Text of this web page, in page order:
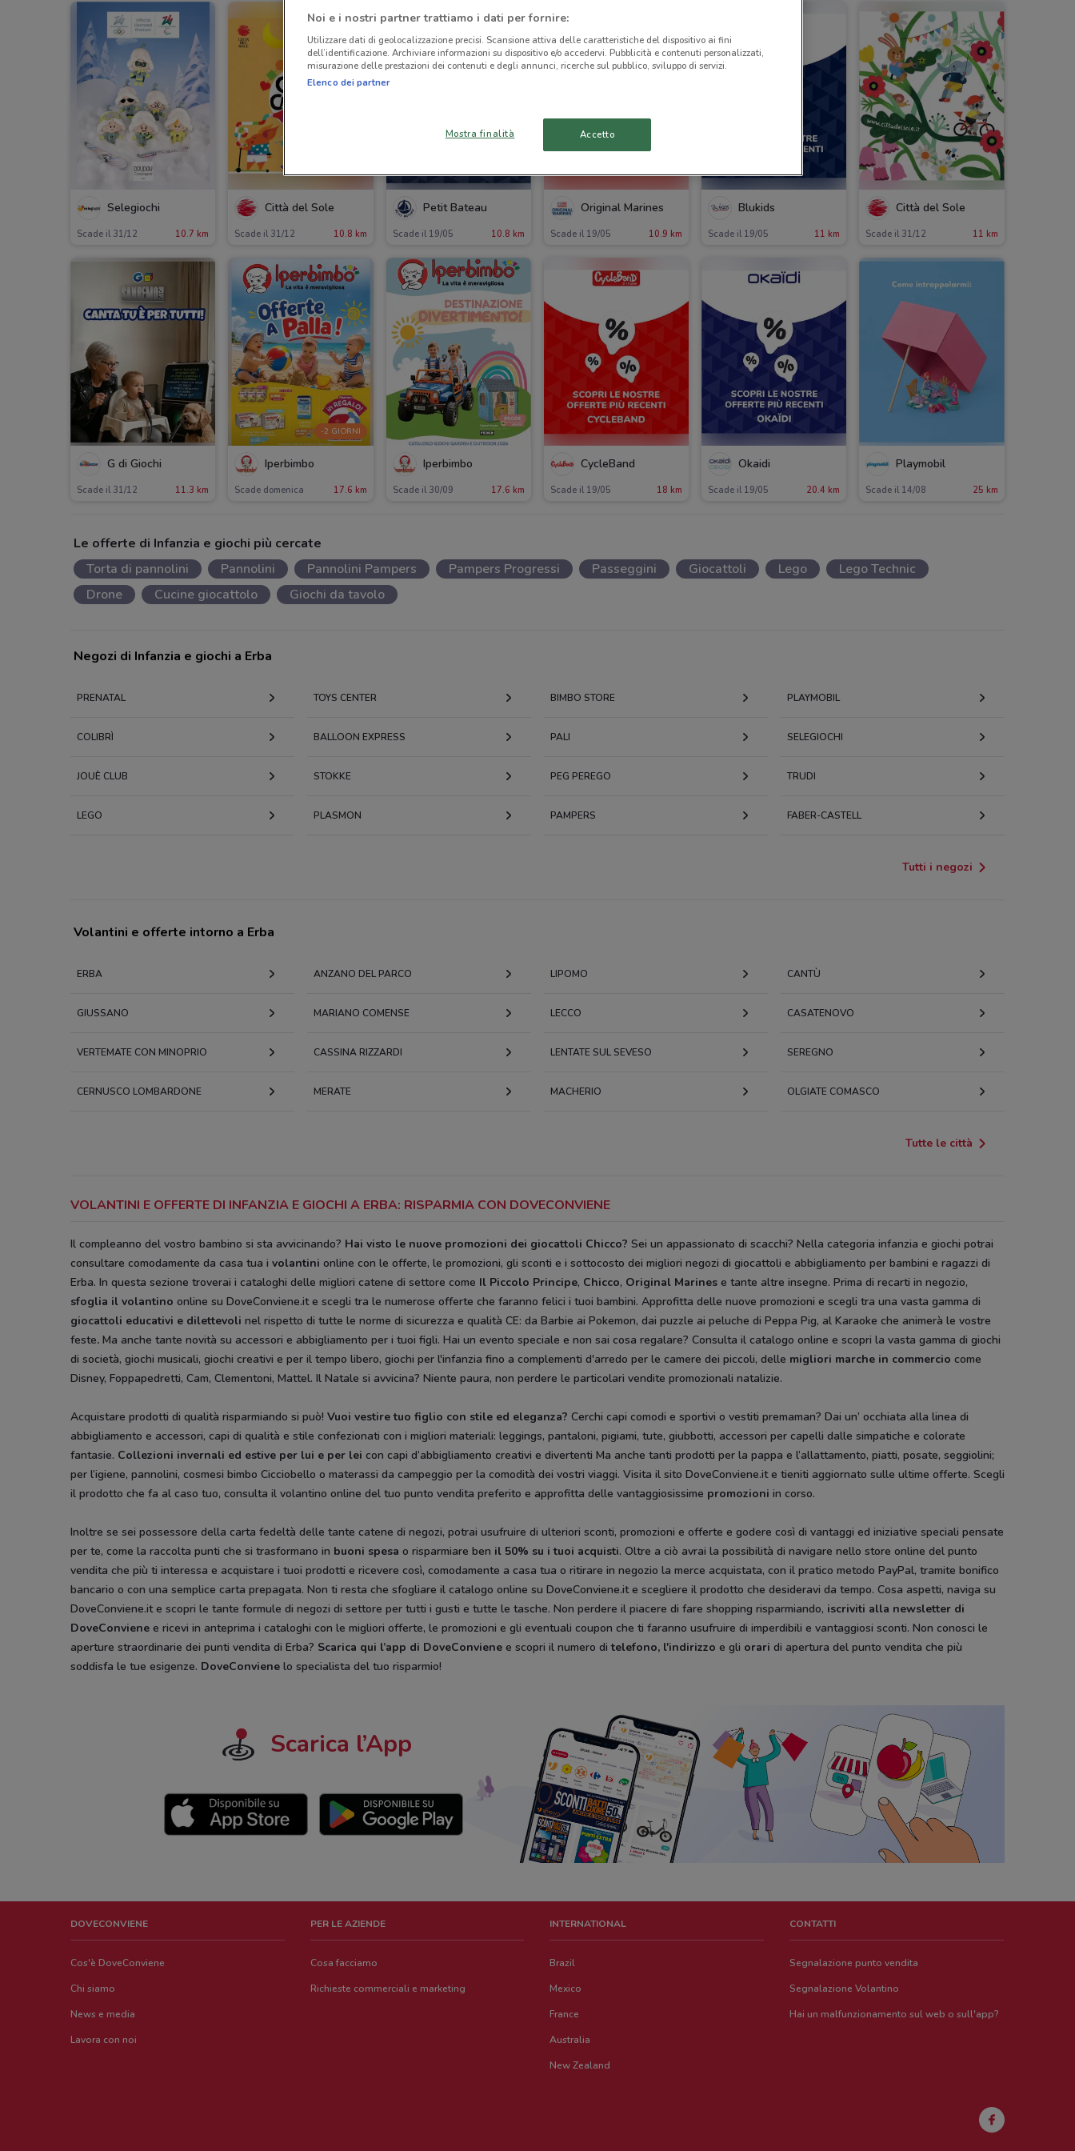
Selegiochi
Scade il 31/12 10.7 km
Città del Sole
Scade il 31/12 10.8 km
Petit Bateau
Scade il 19/05 10.8 km
Original Marines
Scade il 19/05 10.9 km
Blukids
Scade il 19/05 11 km
Città del Sole
Scade il 31/12 11 km
G di Giochi
Scade il 31/12 11.3 km
-2 GIORNI
Iperbimbo
Scade domenica 17.6 km
Iperbimbo
Scade il 30/09 17.6 km
CycleBand
Scade il 19/05 18 km
Okaidi
Scade il 19/05 20.4 km
Playmobil
Scade il 14/08 25 km
Le offerte di Infanzia e giochi più cercate
Torta di pannolini
Pannolini Pannolini Pampers Pampers Progressi Passeggini Giocattoli Lego
Lego Technic
Drone
Cucine giocattolo Giochi da tavolo
Negozi di Infanzia e giochi a Erba
PRENATAL TOYS CENTER BIMBO STORE PLAYMOBIL
COLIBRÌ BALLOON EXPRESS PALI SELEGIOCHI
JOUÈ CLUB STOKKE PEG PEREGO TRUDI
LEGO PLASMON PAMPERS FABER-CASTELL
Tutti i negozi
Volantini e offerte intorno a Erba
ERBA ANZANO DEL PARCO LIPOMO CANTÙ
GIUSSANO MARIANO COMENSE LECCO CASATENOVO
VERTEMATE CON MINOPRIO CASSINA RIZZARDI LENTATE SUL SEVESO SEREGNO
CERNUSCO LOMBARDONE MERATE MACHERIO OLGIATE COMASCO
Tutte le città
VOLANTINI E OFFERTE DI INFANZIA E GIOCHI A ERBA: RISPARMIA CON DOVECONVIENE
Il compleanno del vostro bambino si sta avvicinando? Hai visto le nuove promozioni dei giocattoli Chicco? Sei un appassionato di scacchi? Nella categoria infanzia e giochi potrai
consultare comodamente da casa tua i volantini online con le offerte, le promozioni, gli sconti e i sottocosto dei migliori negozi di giocattoli e abbigliamento per bambini e ragazzi di
Erba. In questa sezione troverai i cataloghi delle migliori catene di settore come Il Piccolo Principe, Chicco, Original Marines e tante altre insegne. Prima di recarti in negozio,
sfoglia il volantino online su DoveConviene.it e scegli tra le numerose offerte che faranno felici i tuoi bambini. Approfitta delle nuove promozioni e scegli tra una vasta gamma di
giocattoli educativi e dilettevoli nel rispetto di tutte le norme di sicurezza e qualità CE: da Barbie ai Pokemon, dai puzzle ai peluche di Peppa Pig, al Karaoke che animerà le vostre
feste. Ma anche tante novità su accessori e abbigliamento per i tuoi figli. Hai un evento speciale e non sai cosa regalare? Consulta il catalogo online e scopri la vasta gamma di giochi
di società, giochi musicali, giochi creativi e per il tempo libero, giochi per l'infanzia fino a complementi d'arredo per le camere dei piccoli, delle migliori marche in commercio come
Disney, Foppapedretti, Cam, Clementoni, Mattel. Il Natale si avvicina? Niente paura, non perdere le particolari vendite promozionali natalizie.
Acquistare prodotti di qualità risparmiando si può! Vuoi vestire tuo figlio con stile ed eleganza? Cerchi capi comodi e sportivi o vestiti premaman? Dai un’ occhiata alla linea di
abbigliamento e accessori, capi di qualità e stile confezionati con i migliori materiali: leggings, pantaloni, pigiami, tute, giubbotti, accessori per capelli dalle simpatiche e colorate
fantasie. Collezioni invernali ed estive per lui e per lei con capi d’abbigliamento creativi e divertenti Ma anche tanti prodotti per la pappa e l’allattamento, piatti, posate, seggiolini;
per l’igiene, pannolini, cosmesi bimbo Cicciobello o materassi da campeggio per la comodità dei vostri viaggi. Visita il sito DoveConviene.it e tieniti aggiornato sulle ultime offerte. Scegli
il prodotto che fa al caso tuo, consulta il volantino online del tuo punto vendita preferito e approfitta delle vantaggiosissime promozioni in corso.
Inoltre se sei possessore della carta fedeltà delle tante catene di negozi, potrai usufruire di ulteriori sconti, promozioni e offerte e godere così di vantaggi ed iniziative speciali pensate
per te, come la raccolta punti che si trasformano in buoni spesa o risparmiare ben il 50% su i tuoi acquisti. Oltre a ciò avrai la possibilità di navigare nello store online del punto
vendita che più ti interessa e acquistare i tuoi prodotti e ricevere così, comodamente a casa tua o ritirare in negozio la merce acquistata, con il pratico metodo PayPal, tramite bonifico
bancario o con una semplice carta prepagata. Non ti resta che sfogliare il catalogo online su DoveConviene.it e scegliere il prodotto che desideravi da tempo. Cosa aspetti, naviga su
DoveConviene.it e scopri le tante formule di negozi di settore per tutti i gusti e tutte le tasche. Non perdere il piacere di fare shopping risparmiando, iscriviti alla newsletter di
DoveConviene e ricevi in anteprima i cataloghi con le migliori offerte, le promozioni e gli eventuali coupon che ti faranno usufruire di imperdibili e vantaggiosi sconti. Non conosci le
aperture straordinarie dei punti vendita di Erba? Scarica qui l’app di DoveConviene e scopri il numero ditelefono, l'indirizzo e gli orari di apertura del punto vendita che più
soddisfa le tue esigenze. DoveConviene lo specialista del tuo risparmio!
Scarica l’App
DOVECONVIENE
Cos'è DoveConviene
Chi siamo
News e media
Lavora con noi
PER LE AZIENDE
Cosa facciamo
Richieste commerciali e marketing
INTERNATIONAL
Brazil
Mexico
France
Australia
New Zealand
CONTATTI
Segnalazione punto vendita
Segnalazione Volantino
Hai un malfunzionamento sul web o sull'app?
Noi e i nostri partner trattiamo i dati per fornire:
Utilizzare dati di geolocalizzazione precisi. Scansione attiva delle caratteristiche del dispositivo ai fini
dell’identificazione. Archiviare informazioni su dispositivo e/o accedervi. Pubblicità e contenuti personalizzati,
misurazione delle prestazioni dei contenuti e degli annunci, ricerche sul pubblico, sviluppo di servizi.
Elenco dei partner
Mostra finalità Accetto